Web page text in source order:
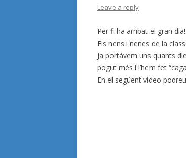
Leave a reply
Per fi ha arribat el gran dia!
Els nens i nenes de la
Ja portàvem uns quants
pogut més i l’hem fet
En el següent vídeo